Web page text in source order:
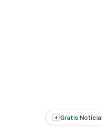
+ Gratis: